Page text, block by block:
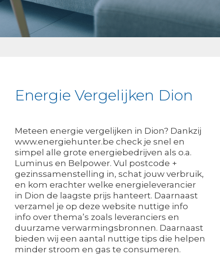
Energie Vergelijken Dion
Meteen energie vergelijken in Dion? Dankzij
www.energiehunter.be check je snel en
simpel alle grote energiebedrijven als o.a.
Luminus en Belpower. Vul postcode +
gezinssamenstelling in, schat jouw verbruik,
en kom erachter welke energieleverancier
in Dion de laagste prijs hanteert. Daarnaast
verzamel je op deze website nuttige info
info over thema’s zoals leveranciers en
duurzame verwarmingsbronnen. Daarnaast
bieden wij een aantal nuttige tips die helpen
minder stroom en gas te consumeren.